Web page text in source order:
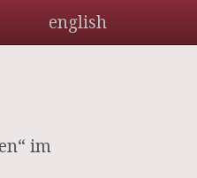
english
im